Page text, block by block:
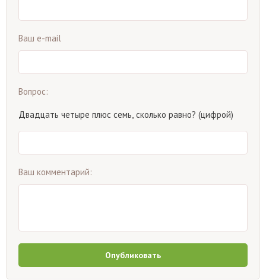
Ваш e-mail
Вопрос:
Двадцать четыре плюс семь, сколько равно? (цифрой)
Ваш комментарий:
Опубликовать